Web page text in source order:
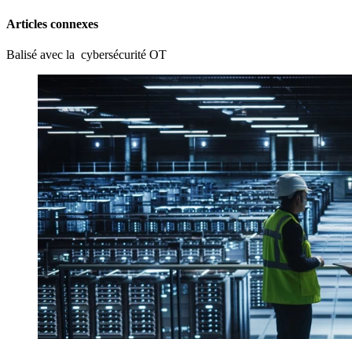
Articles connexes
Balisé avec la cybersécurité OT